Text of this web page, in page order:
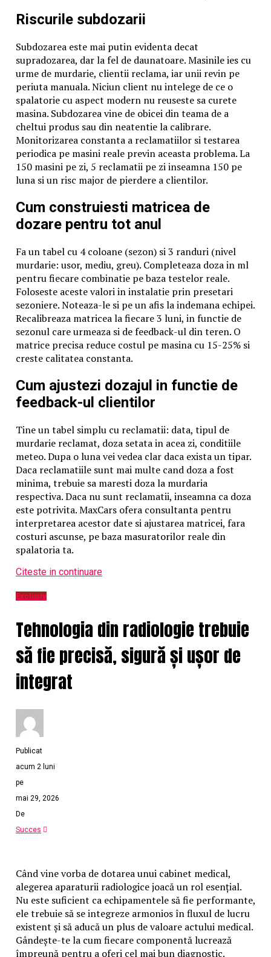
de lucru din cauza temperaturilor scăzute în halele de
încălzirea și iluminatul locuințelor, asigurarea apei
potabile, lipsa produselor agroalimentare și calitatea
proastă a acestora, neplata concediilor medicale,
trimiterea în concedii fără plată, problemele grave din
transportul în comun și altele.
Toate aceste lipsuri au constituit motivul grevei
generale din 1977 din Valea Jiului, care s-a soldat cu
reținerea și anchetarea de către securitate a minerilor
care au condus această revoltă.
Peste 700 de ofițeri și subofițeri de securitate și miliție
au fost trimiși în Valea Jiului pentru identificarea
mineri.
Asupra unora au fost luate măsuri de arestare și
trimitere în judecată, alții au fost atenționați,
avertizați sau puși sub filajul Securității, iar un număr
de 197 de mineri au fost obligați să părăsească Valea
Jiului.
În luna octombrie 1981 minerii s-au revoltat iarăși
împotriva regimului comunist în zona Motru din
județul Gorj.
De data aceasta, scânteia revoltei a pornit de la
raționalizarea pâinii și posibilitatea cumpărării acestui
aliment de bază numai cu cartelă.
Revolta acestora a fost înăbușită dur inclusiv prin
utilizarea armelor automate cu care forțele de ordine
au tras de pe clădirile din jurul Primăriei Motru spre
manifestanți.
octombrie fiind reținuți pentru cercetări 64 de mineri
din care 9 au fost trimiși în judecată și condamnate.
În anul 1987 în Brașov muncitorii s-au revoltat din
cauza condițiilor improprii de lucru, întreruperii
frecvente a curentului electric, lipsa produselor
agroalimentare, lipsa medicamentelor și diminuarea
substanțială a retribuției. Mai mult decât atât, de data
aceasta muncitorii protestatari au contestat sistemul
comunist.
Peste 300 din participanții la revoltă au fost anchetați
exercitându-se asupra lor presiuni fizice și psihice
pentru recunoașterea faptelor. Au fost trimiși în
judecată 61 de muncitori, iar câteva zeci de elevi și
studenți au fost exmatriculați din învățământ.
O parte din muncitorii protestatari au fost ”deportați”
în alte județe ale țării și dați în supravegherea
colectivelor de muncă pentru a se asigura reeducarea.
Victimele represiunii statului de tip totalitar,
represiune exercitată pe criterii politice, n-au încetat
să existe în țara noastră nici în epoca contemporană.
următoarele evenimente:
– Revoluția din Decembrie 1989;
– Mineriada 13-15 iunie 1990;
-Mineriada din 1991;
-Evenimentele din martie 1990 Targu Mures;
– Mitingul Diasporei din 10 august 2018, Bucuresti.
În cadrul acestor evenimente au fost înregistrate un
număr de peste 15.000 de victime (morți, răniți,
arestați nelegal, s.a.m.d.), victimele respective fiind
produse de forțele de represiune ale statului, care au
inocente. (Ec Adrian Radu).
EXCLUSIV/”Securiștii i-au deschis un testicol
cu cuțitul și i-au băgat sare înăuntru și apoi
l-au bătut până l-au ucis”/CRIMELE
COMUNISMULUI (II)
Riscurile subdozarii
Subdozarea este mai putin evidenta decat
supradozarea, dar la fel de daunatoare. Masinile ies cu
urme de murdarie, clientii reclama, iar unii revin pe
periuta manuala. Niciun client nu intelege de ce o
spalatorie cu aspect modern nu reuseste sa curete
masina. Subdozarea vine de obicei din teama de a
cheltui produs sau din neatentie la calibrare.
Monitorizarea constanta a reclamatiilor si testarea
periodica pe masini reale previn aceasta problema. La
150 masini pe zi, 5 reclamatii pe zi inseamna 150 pe
luna si un risc major de pierdere a clientilor.
Cum construiesti matricea de
dozare pentru tot anul
Fa un tabel cu 4 coloane (sezon) si 3 randuri (nivel
murdarie: usor, mediu, greu). Completeaza doza in ml
pentru fiecare combinatie pe baza testelor reale.
Foloseste aceste valori in instalatie prin presetari
sezoniere. Noteaza-le si pe un afis la indemana echipei.
Recalibreaza matricea la fiecare 3 luni, in functie de
sezonul care urmeaza si de feedback-ul din teren. O
matrice precisa reduce costul pe masina cu 15-25% si
creste calitatea constanta.
Cum ajustezi dozajul in functie de
feedback-ul clientilor
Tine un tabel simplu cu reclamatii: data, tipul de
murdarie reclamat, doza setata in acea zi, conditiile
meteo. Dupa o luna vei vedea clar daca exista un tipar.
Daca reclamatiile sunt mai multe cand doza a fost
minima, trebuie sa maresti doza la murdaria
respectiva. Daca nu sunt reclamatii, inseamna ca doza
este potrivita. MaxCars ofera consultanta pentru
interpretarea acestor date si ajustarea matricei, fara
costuri ascunse, pe baza masuratorilor reale din
spalatoria ta.
Citeste in continuare
Exclusiv
Tehnologia din radiologie trebuie
să fie precisă, sigură și ușor de
integrat
Publicat
acum 2 luni
pe
mai 29, 2026
De
Succes
Când vine vorba de dotarea unui cabinet medical,
alegerea aparaturii radiologice joacă un rol esențial.
Nu este suficient ca echipamentele să fie performante,
ele trebuie să se integreze armonios în fluxul de lucru
existent și să aducă un plus de valoare actului medical.
Gândește-te la cum fiecare componentă lucrează
împreună pentru a oferi cel mai bun diagnostic.